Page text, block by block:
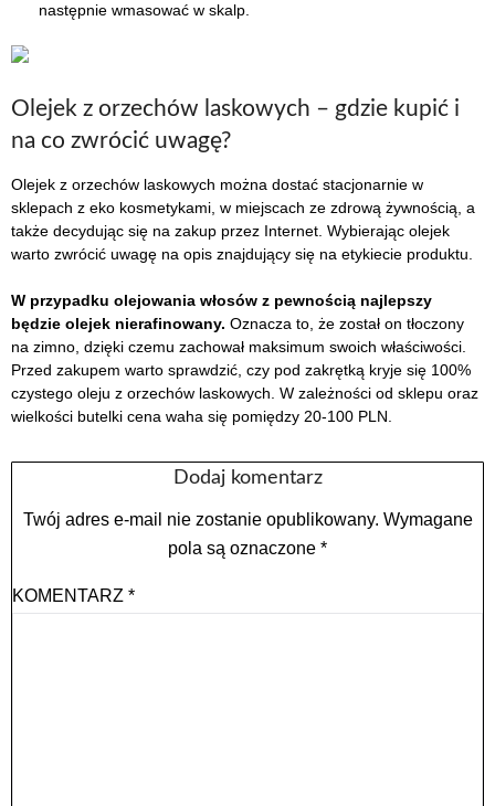
następnie wmasować w skalp.
Olejek z orzechów laskowych – gdzie kupić i
na co zwrócić uwagę?
Olejek z orzechów laskowych można dostać stacjonarnie w
sklepach z eko kosmetykami, w miejscach ze zdrową żywnością, a
także decydując się na zakup przez Internet. Wybierając olejek
warto zwrócić uwagę na opis znajdujący się na etykiecie produktu.
W przypadku olejowania włosów z pewnością najlepszy
będzie olejek nierafinowany. Oznacza to, że został on tłoczony
na zimno, dzięki czemu zachował maksimum swoich właściwości.
Przed zakupem warto sprawdzić, czy pod zakrętką kryje się 100%
czystego oleju z orzechów laskowych. W zależności od sklepu oraz
wielkości butelki cena waha się pomiędzy 20-100 PLN.
Dodaj komentarz
Twój adres e-mail nie zostanie opublikowany. Wymagane
pola są oznaczone *
KOMENTARZ *